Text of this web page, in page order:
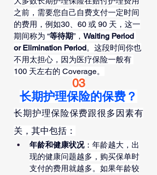
之前，需要您自己自费支付一定时间
的费用，例如30、60 或 90 天，这一
期间称为 “等待期”， Waiting Period
or Elimination Period。这段时间你也
不用太担心，因为医疗保险一般有
100 天左右的 Coverage。
03
长期护理保险的保费？
长期护理保险保费跟很多因素有
关，其中包括：
年龄和健康状况 ：年龄越大，出
现的健康问题越多，购买保单时
支付的费用就越多。如果年龄较